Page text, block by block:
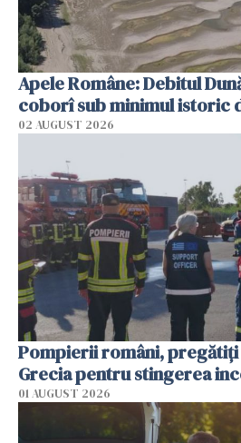
Apele Române: Debitul
coborî sub minimul istoric
02 AUGUST 2026
Pompierii români, pregătiţi
Grecia pentru stingerea
01 AUGUST 2026